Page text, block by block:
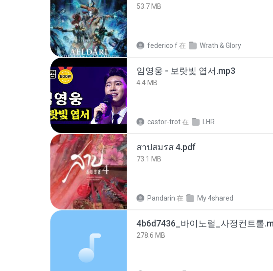
53.7 MB
federico f在 Wrath & Glory
임영웅 - 보랏빛 엽서.mp3
4.4 MB
castor-trot在 LHR
สาปสมรส 4.pdf
73.1 MB
Pandarin 在 My 4shared
278.6 MB